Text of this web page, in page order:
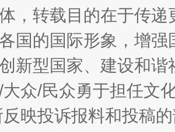
王建安的艺术幻境
，转载目的在于传
国的国际形象，增
新型国家、建设和
大众/民众勇于担任文
映投诉报料和投稿